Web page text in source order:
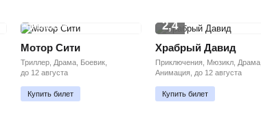
ПРЕМЬЕРА
Мотор Сити
Триллер, Драма, Боевик,
до 12 августа
Купить билет
2,4
Храбрый Давид
Приключения, Мюзикл, Драма,
Анимация, до 12 августа
Купить билет